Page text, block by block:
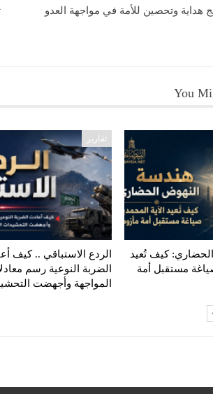
هداية وتحصين للأمة في مواجهة العدو
You
كيف تُعيد
مستقبل أمة
تقارير
الردع الاستباقي .. كيف
الضربة النوعية رسم
المواجهة وأجهضت